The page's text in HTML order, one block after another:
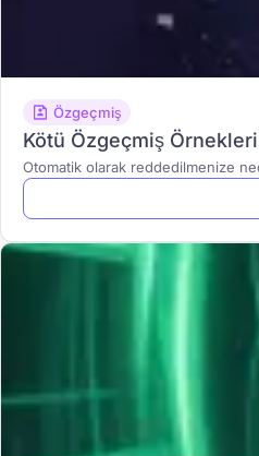
Özgeçmiş
Kötü Özgeçmiş
Otomatik olarak reddedilmenize